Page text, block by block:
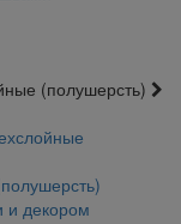
(полушерсть)
и декором